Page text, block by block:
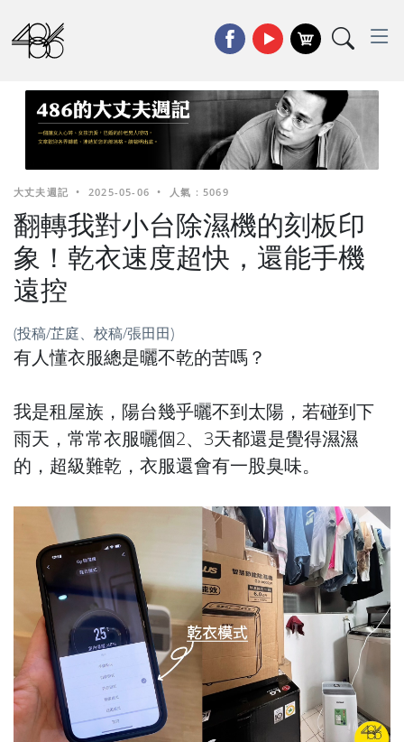
大丈夫週記 • 2025-05-06 • 人氣 : 5069
翻轉我對小台除濕機的刻板印
象！乾衣速度超快，還能手機
遠控
(投稿/芷庭、校稿/張田田)
有人懂衣服總是曬不乾的苦嗎？
我是租屋族，陽台幾乎曬不到太陽，若碰到下
雨天，常常衣服曬個2、3天都還是覺得濕濕
的，超級難乾，衣服還會有一股臭味。